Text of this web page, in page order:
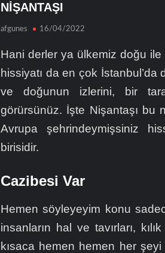
NİŞANTAŞI
afgunes 16/04/2022
Hani derler ya ülkemiz doğu ile
hissiyatı da en çok İstanbul’da
ve doğunun izlerini, bir
görürsünüz. İşte Nişantaşı bu
Avrupa şehrindeymişsiniz
birisidir.
Cazibesi Var
Hemen söyleyeyim konu
insanların hal ve tavırları,
kısaca hemen hemen her şeyi